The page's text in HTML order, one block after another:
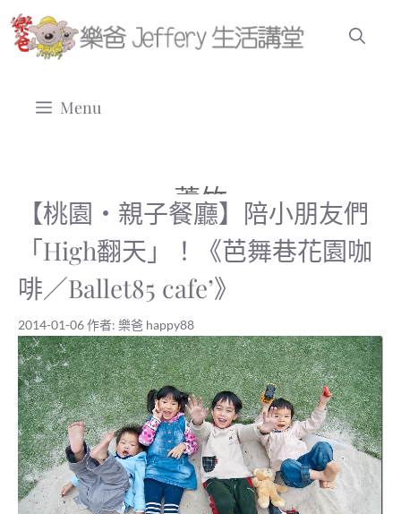
跳
至
Menu
蘆竹
【桃園‧親子餐廳】陪小朋友們
「High翻天」！《芭舞巷花園咖
啡／Ballet85 cafe’》
2014-01-06作者: 樂爸 happy88